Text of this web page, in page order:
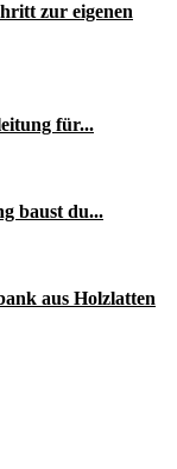
zur eigenen
für...
baust du...
aus Holzlatten